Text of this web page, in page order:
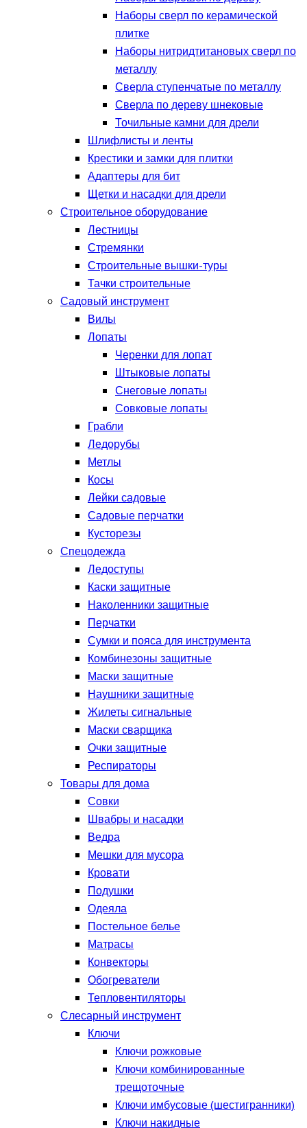
Наборы сверл по керамической
плитке
Наборы нитридтитановых сверл по
металлу
Сверла ступенчатые по металлу
Сверла по дереву шнековые
Точильные камни для дрели
Шлифлисты и ленты
Крестики и замки для плитки
Адаптеры для бит
Щетки и насадки для дрели
Строительное оборудование
Лестницы
Стремянки
Строительные вышки-туры
Тачки строительные
Садовый инструмент
Вилы
Лопаты
Черенки для лопат
Штыковые лопаты
Снеговые лопаты
Совковые лопаты
Грабли
Ледорубы
Метлы
Косы
Лейки садовые
Садовые перчатки
Кусторезы
Спецодежда
Ледоступы
Каски защитные
Наколенники защитные
Перчатки
Сумки и пояса для инструмента
Комбинезоны защитные
Маски защитные
Наушники защитные
Жилеты сигнальные
Маски сварщика
Очки защитные
Респираторы
Товары для дома
Совки
Швабры и насадки
Ведра
Мешки для мусора
Кровати
Подушки
Одеяла
Постельное белье
Матрасы
Конвекторы
Обогреватели
Тепловентиляторы
Слесарный инструмент
Ключи
Ключи рожковые
Ключи комбинированные
трещоточные
Ключи имбусовые (шестигранники)
Ключи накидные